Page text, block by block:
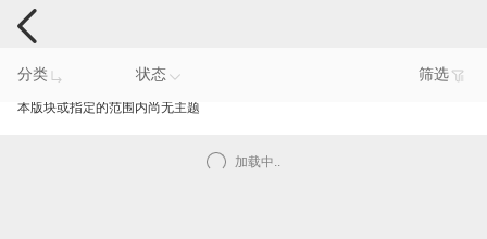
电脑反馈
分类 状态 筛选
本版块或指定的范围内尚无主题
加载中..